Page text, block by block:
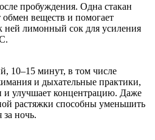
пробуждения. Одна стакан
веществ и помогает
ней лимонный сок для усиления
10–15 минут, в том числе
и дыхательные практики,
и улучшает концентрацию. Даже
растяжки способны уменьшить
ночь.